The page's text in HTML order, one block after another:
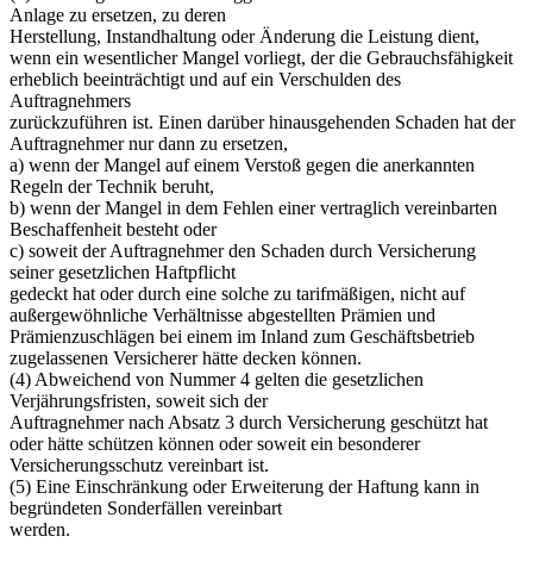
Anlage zu ersetzen, zu deren
Herstellung, Instandhaltung oder Änderung die Leistung dient,
wenn ein wesentlicher Mangel vorliegt, der die Gebrauchsfähigkeit
erheblich beeinträchtigt und auf ein Verschulden des
Auftragnehmers
zurückzuführen ist. Einen darüber hinausgehenden Schaden hat der
Auftragnehmer nur dann zu ersetzen,
a) wenn der Mangel auf einem Verstoß gegen die anerkannten
Regeln der Technik beruht,
b) wenn der Mangel in dem Fehlen einer vertraglich vereinbarten
Beschaffenheit besteht oder
c) soweit der Auftragnehmer den Schaden durch Versicherung
seiner gesetzlichen Haftpflicht
gedeckt hat oder durch eine solche zu tarifmäßigen, nicht auf
außergewöhnliche Verhältnisse abgestellten Prämien und
Prämienzuschlägen bei einem im Inland zum Geschäftsbetrieb
zugelassenen Versicherer hätte decken können.
(4) Abweichend von Nummer 4 gelten die gesetzlichen
Verjährungsfristen, soweit sich der
Auftragnehmer nach Absatz 3 durch Versicherung geschützt hat
oder hätte schützen können oder soweit ein besonderer
Versicherungsschutz vereinbart ist.
(5) Eine Einschränkung oder Erweiterung der Haftung kann in
begründeten Sonderfällen vereinbart
werden.